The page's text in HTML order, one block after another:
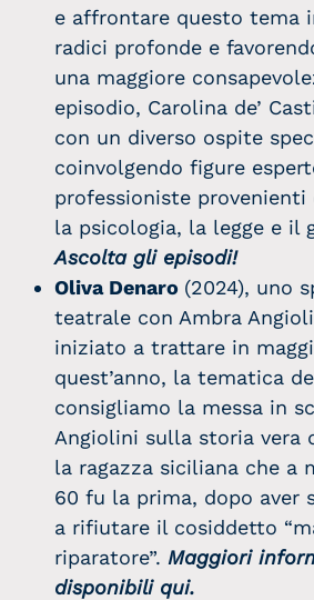
e affrontare questo tema
radici profonde e
una maggiore
episodio, Carolina de’
con un diverso ospite
coinvolgendo figure
professioniste
la psicologia, la legge e il
Ascolta gli episodi!
Oliva Denaro (2024), uno
teatrale con Ambra
iniziato a trattare in
quest’anno, la tematica
consigliamo la messa in
Angiolini sulla storia vera
la ragazza siciliana che a
60 fu la prima, dopo aver
a rifiutare il cosiddetto
riparatore”. Maggiori
disponibili qui.